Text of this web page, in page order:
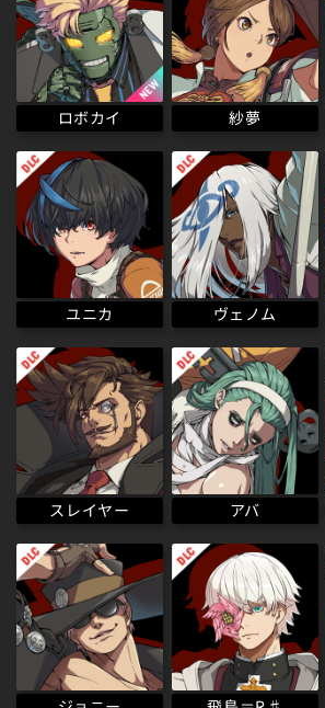
ロボカイ 紗夢
ユニカ ヴェノム
スレイヤー アバ